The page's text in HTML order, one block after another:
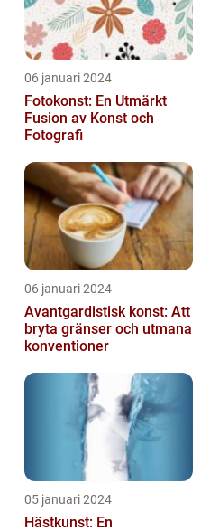
06 januari 2024
Fotokonst: En Utmärkt
Fusion av Konst och
Fotografi
06 januari 2024
Avantgardistisk konst: Att
bryta gränser och utmana
konventioner
05 januari 2024
Hästkunst: En